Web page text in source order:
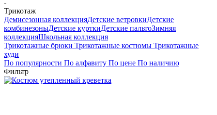
-
Трикотаж
Демисезонная коллекцияДетские ветровкиДетские
комбинезоныДетские курткиДетские пальтоЗимняя
коллекцияШкольная коллекция
Трикотажные брюки Трикотажные костюмы Трикотажные
худи
По популярности По алфавиту По цене По наличию
Фильтр